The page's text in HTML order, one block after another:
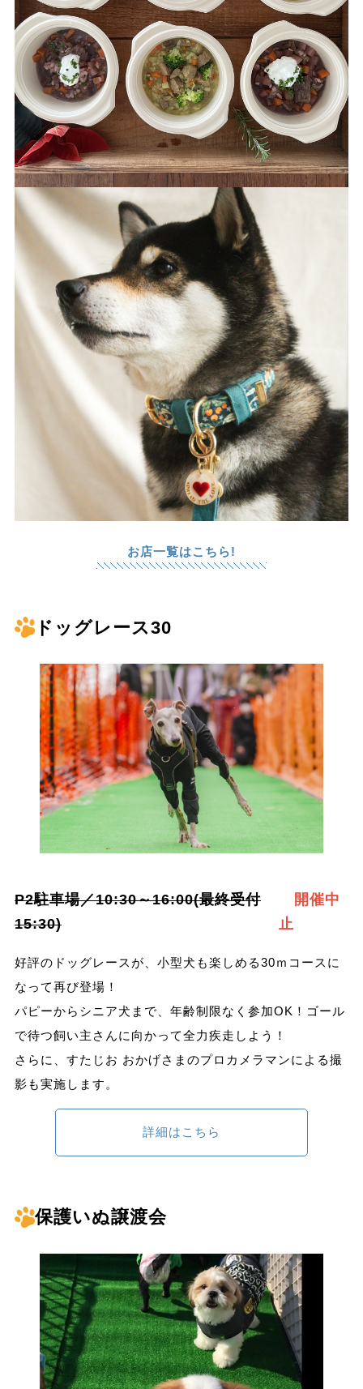
お店一覧はこちら!
ドッグレース30
P2駐車場／10:30～16:00(最終受付
15:30)
開催中
止
好評のドッグレースが、小型犬も楽しめる30ｍコースに
なって再び登場！
パピーからシニア犬まで、年齢制限なく参加OK！ゴール
で待つ飼い主さんに向かって全力疾走しよう！
さらに、すたじお おかげさまのプロカメラマンによる撮
影も実施します。
詳細はこちら
保護いぬ譲渡会